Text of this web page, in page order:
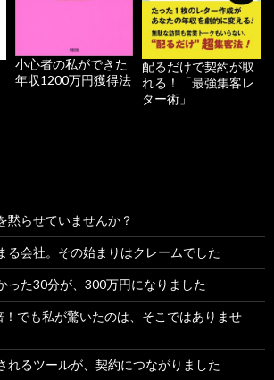
小心者の私ができた
年収1200万円獲得法
配るだけで契約が取
れる！「最強集客レ
ター術」
黙らせていませんか？
る会社。その始まりはクレームでした
った30分が、300万円になりました
でも私が驚いたのは、そこではありませ
れるツールが、契約につながりました